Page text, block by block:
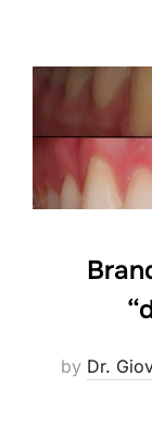
by Dr.